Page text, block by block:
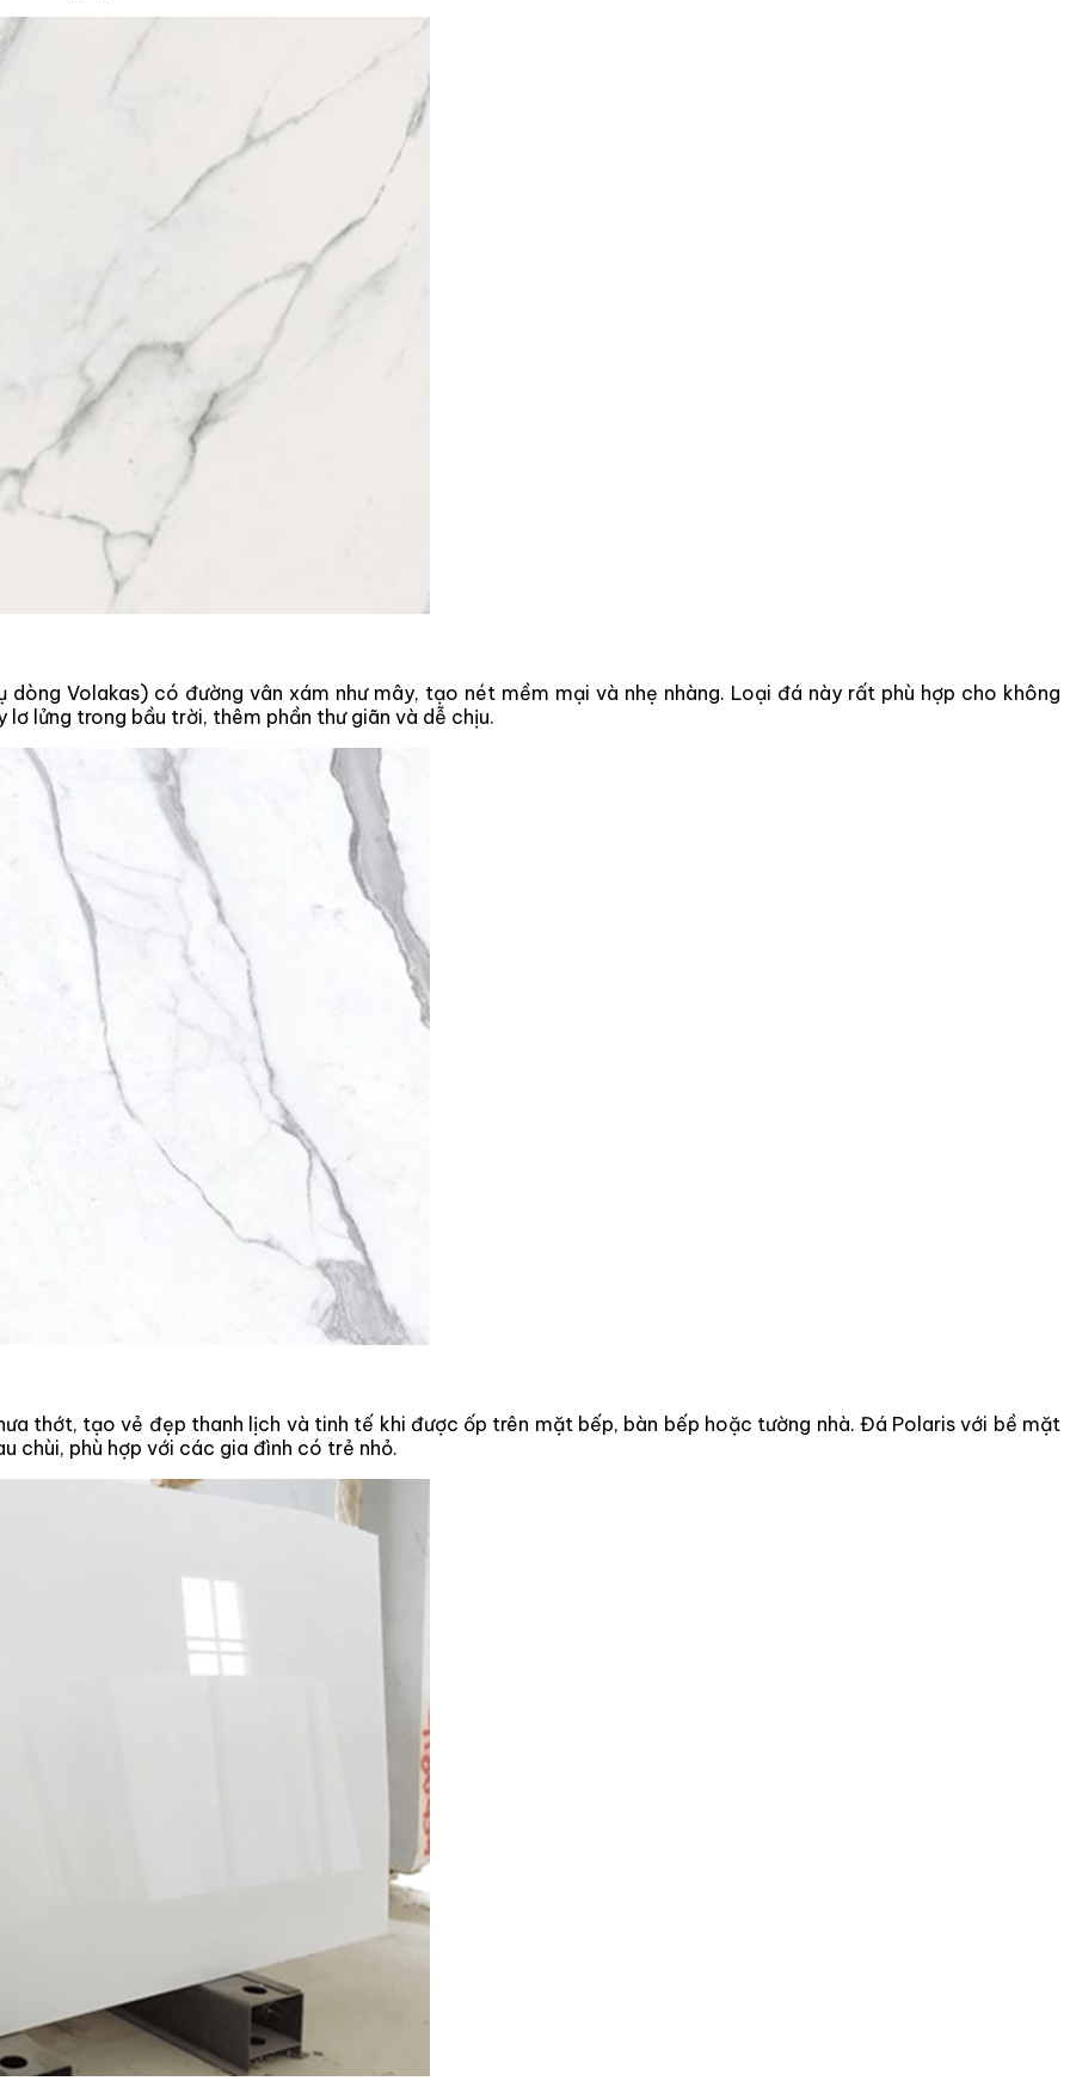
Volakas) có đường vân xám như mây, tạo nét mềm mại và nhẹ nhàng. Loại đá này rất phù hợp cho không
lửng trong bầu trời, thêm phần thư giãn và dễ chịu.
thớt, tạo vẻ đẹp thanh lịch và tinh tế khi được ốp trên mặt bếp, bàn bếp hoặc tường nhà. Đá Polaris với bề mặt
chùi, phù hợp với các gia đình có trẻ nhỏ.